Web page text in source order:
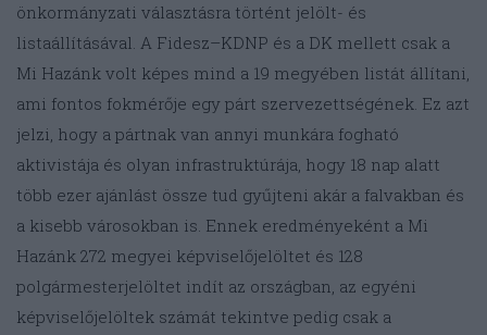
önkormányzati választásra történt jelölt- és
listaállításával. A Fidesz–KDNP és a DK mellett csak a
Mi Hazánk volt képes mind a 19 megyében listát állítani,
ami fontos fokmérője egy párt szervezettségének. Ez azt
jelzi, hogy a pártnak van annyi munkára fogható
aktivistája és olyan infrastruktúrája, hogy 18 nap alatt
több ezer ajánlást össze tud gyűjteni akár a falvakban és
a kisebb városokban is. Ennek eredményeként a Mi
Hazánk 272 megyei képviselőjelöltet és 128
polgármesterjelöltet indít az országban, az egyéni
képviselőjelöltek számát tekintve pedig csak a